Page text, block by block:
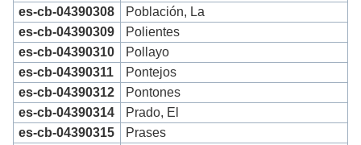
es-cb-04390308
Población, La
es-cb-04390309
Polientes
es-cb-04390310
Pollayo
es-cb-04390311
Pontejos
es-cb-04390312
Pontones
es-cb-04390314
Prado, El
es-cb-04390315
Prases